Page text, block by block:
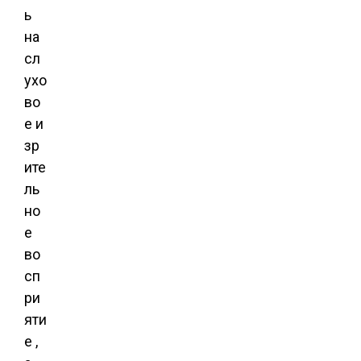
ь
на
сл
ухо
во
е и
зр
ите
ль
но
е
во
сп
ри
яти
е ,